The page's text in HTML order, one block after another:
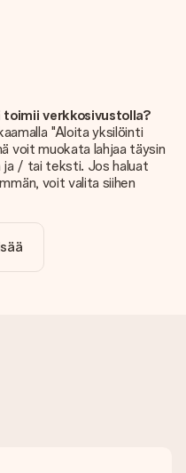
verkkosivustolla?
"Aloita yksilöinti
voit muokata lahjaa täysin
ja / tai teksti. Jos haluat
voit valita siihen
yksilöinnin. Hauskaa ja
tilaamasi lahjan
puolestasi!